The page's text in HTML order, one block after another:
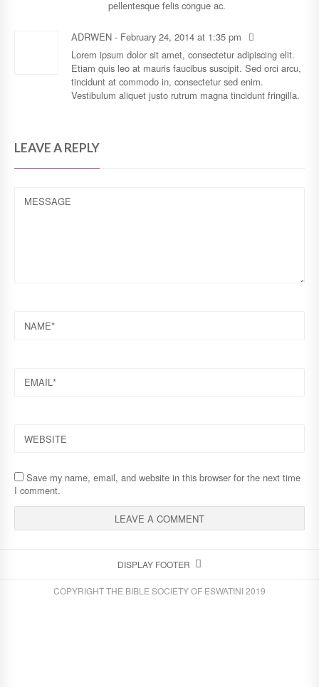
pellentesque felis congue ac.
ADRWEN - February 24, 2014 at 1:35 pm
Lorem ipsum dolor sit amet, consectetur adipiscing elit.
Etiam quis leo at mauris faucibus suscipit. Sed orci arcu,
tincidunt at commodo in, consectetur sed enim.
Vestibulum aliquet justo rutrum magna tincidunt fringilla.
LEAVE A REPLY
Save my name, email, and website in this browser for the next time
I comment.
DISPLAY FOOTER
COPYRIGHT THE BIBLE SOCIETY OF ESWATINI 2019